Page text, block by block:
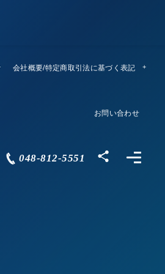
会社概要/特定商取引法に基づく表記
Company Profile
お問い合わせ
Contact
048-812-5551